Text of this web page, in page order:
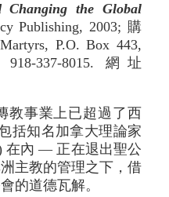
Changing the Global
Publishing, 2003; 購
P.O. Box 443,
918-337-8015. 網址
教事業上已超過了西
括知名加拿大理論家
在內 — 正在退出聖公
主教的管理之下，借
的道德瓦解。